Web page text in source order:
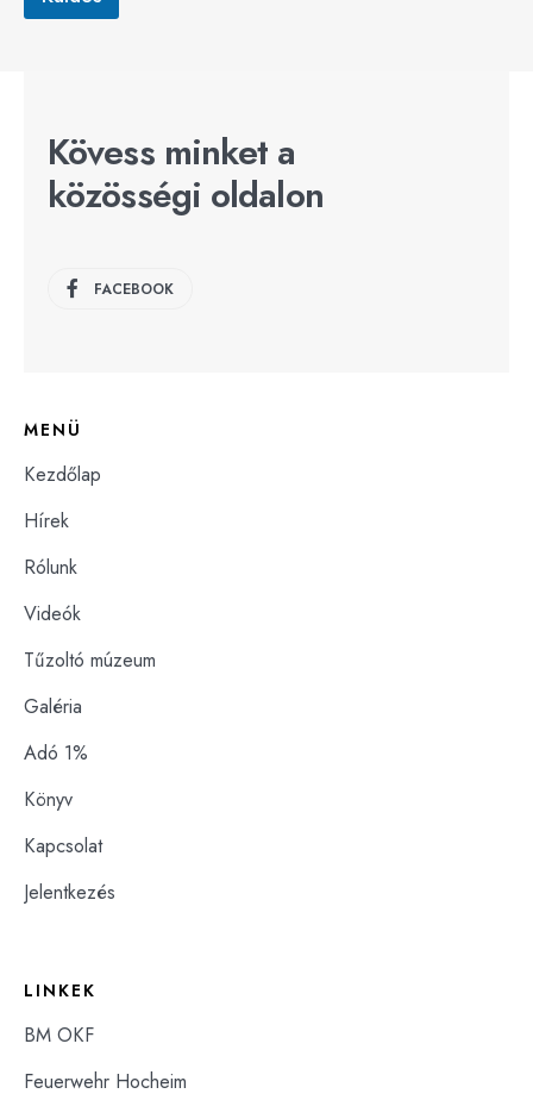
m
Kövess minket a
közösségi oldalon
FACEBOOK
MENÜ
Kezdőlap
Hírek
Rólunk
Videók
Tűzoltó múzeum
Galéria
Adó 1%
Könyv
Kapcsolat
Jelentkezés
LINKEK
BM OKF
Feuerwehr Hocheim